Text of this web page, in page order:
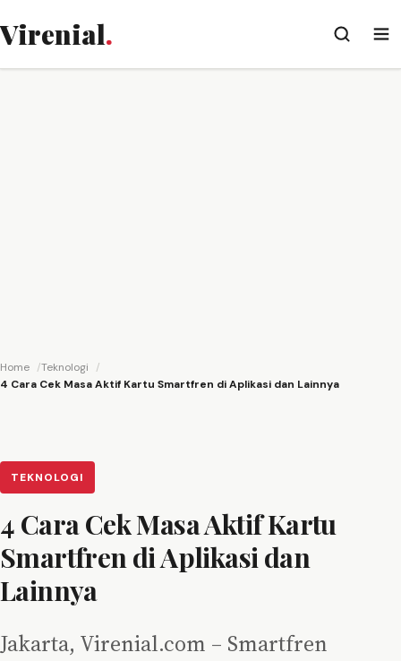
Virenial.
Home
Teknologi
4 Cara Cek Masa Aktif Kartu Smartfren di Aplikasi dan Lainnya
TEKNOLOGI
4 Cara Cek Masa Aktif Kartu
Smartfren di Aplikasi dan
Lainnya
Jakarta, Virenial.com – Smartfren